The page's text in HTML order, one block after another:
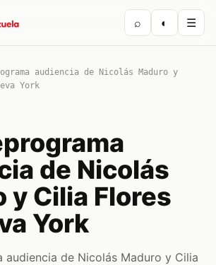
⌕ ◐ ☰
audiencia de Nicolás Maduro y
York
de Nicolás
y Cilia Flores
York
audiencia de Nicolás Maduro y Cilia